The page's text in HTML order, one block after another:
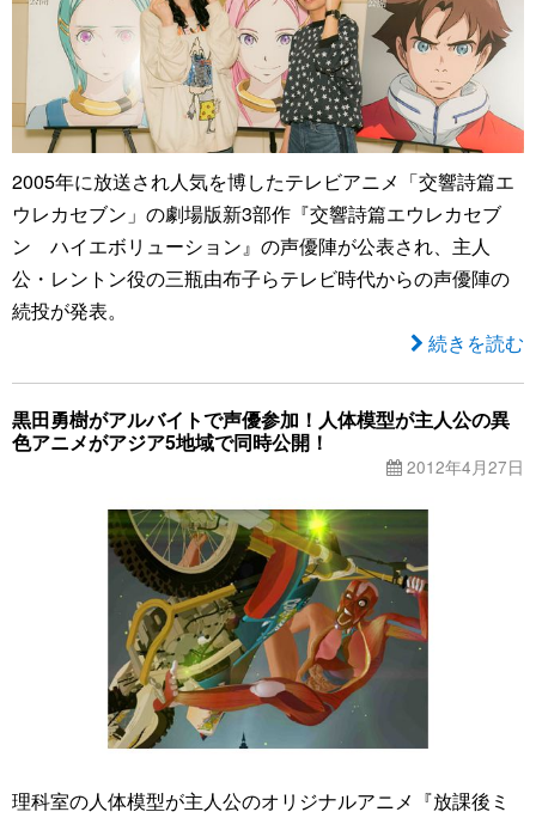
2005年に放送され人気を博したテレビアニメ「交響詩篇エ
ウレカセブン」の劇場版新3部作『交響詩篇エウレカセブ
ン ハイエボリューション』の声優陣が公表され、主人
公・レントン役の三瓶由布子らテレビ時代からの声優陣の
続投が発表。
続きを読む
黒田勇樹がアルバイトで声優参加！人体模型が主人公の異
色アニメがアジア5地域で同時公開！
2012年4月27日
理科室の人体模型が主人公のオリジナルアニメ『放課後ミ